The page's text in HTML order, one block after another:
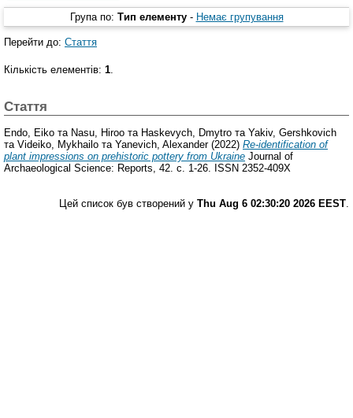
Група по: Тип елементу - Немає групування
Перейти до: Стаття
Кількість елементів: 1.
Стаття
Endo, Eiko та Nasu, Hiroo та Haskevych, Dmytro та Yakiv, Gershkovich
та Videiko, Mykhailo та Yanevich, Alexander(2022) Re-identification of
plant impressions on prehistoric pottery from Ukraine Journal of
Archaeological Science: Reports, 42. с. 1-26. ISSN 2352-409X
Цей список був створений у Thu Aug 6 02:30:20 2026 EEST